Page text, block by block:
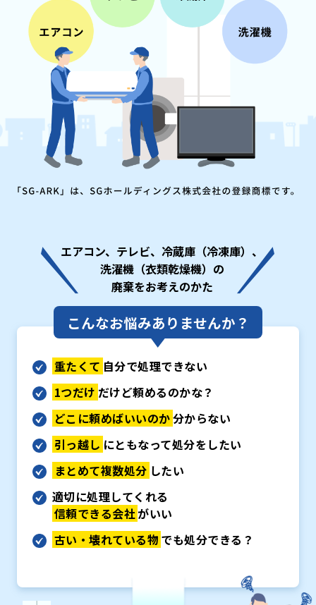
エアコン、テレビ、冷蔵庫（冷凍庫）、
洗濯機（衣類乾燥機）の
廃棄をお考えのかた
こんなお悩みありませんか？
重たくて 自分で処理できない
1つだけ だけど頼めるのかな？
どこに頼めばいいのか分からない
引っ越し にともなって処分をしたい
まとめて複数処分 したい
適切に処理してくれる
信頼できる会社がいい
古い・壊れている物 でも処分できる？